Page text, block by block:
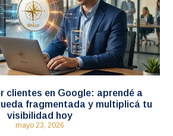
clientes en Google: aprendé a
fragmentada y multiplicá tu
visibilidad hoy
mayo 23, 2026